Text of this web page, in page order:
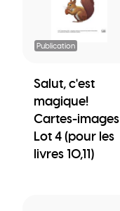
Publication
Salut, c'est
magique!
Cartes-images
Lot 4 (pour les
livres 10,11)